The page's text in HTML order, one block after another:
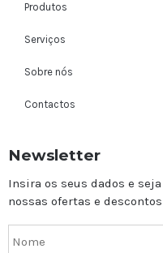
Produtos
Serviços
Sobre nós
Contactos
Newsletter
Insira os seus dados e
nossas ofertas e